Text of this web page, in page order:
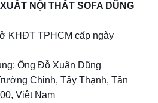
NỘI THẤT SOFA DŨNG
KHĐT TPHCM cấp ngày
Ông Đỗ Xuân Dũng
Chinh, Tây Thạnh, Tân
Việt Nam